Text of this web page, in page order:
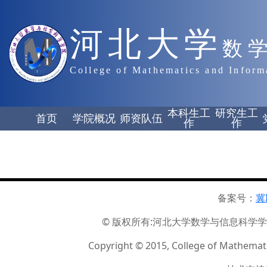
河北大学 数
College of Mathematics and
首页 学院概况 师资队伍 本科生工
作
研究生工
作
备案号：
© 版权所有:河北大学数学与信息科
Copyright © 2015, College of